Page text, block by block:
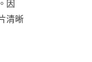
因
清晰